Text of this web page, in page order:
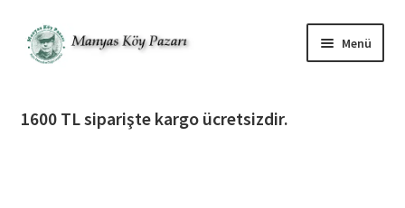
Dolaşıma
geç
İçeriğe
geç
Menü
1600 TL siparişte kargo ücretsizdir.